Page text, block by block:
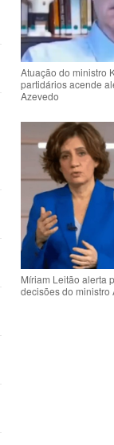
Atuação do ministro
partidários acende
Azevedo
Míriam Leitão alerta
decisões do ministro